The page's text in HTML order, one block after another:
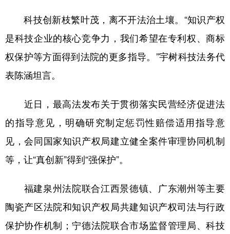
山东 河南 湖北 湖南
广东
陕西 甘肃 青海 宁夏
新疆 内蒙古 黑龙江
Русский язык 日本語 한국어
科技创新枝繁叶茂，离不开法治土壤。“知识产权
是科技企业的核心竞争力，我们希望在专利权、商标
权保护等方面得到法院的更多指导。”宇树科技法务代
表陈涵坦言。
近日，最高法发布关于贯彻落实民营经济促进法
的指导意见，明确研究制定惩罚性赔偿适用指导意
见，会同国家知识产权局建立健全案件审理协同机制
等，让“真创新”得到“强保护”。
福建泉州法院联合江西景德镇、广东潮州等主要
陶瓷产区法院和知识产权局共建知识产权司法与行政
保护协作机制；宁德法院联合市场监督管理局、科技